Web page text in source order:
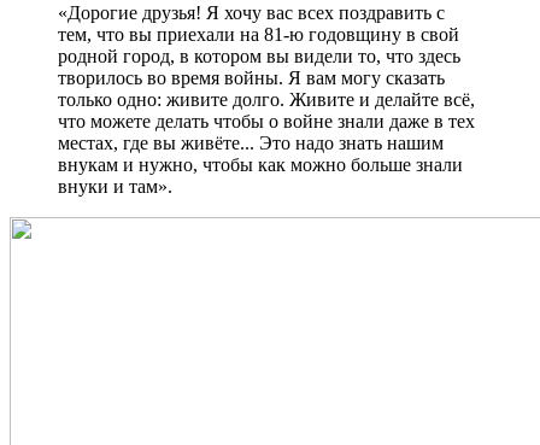
«Дорогие друзья! Я хочу вас всех поздравить с
тем, что вы приехали на 81-ю годовщину в свой
родной город, в котором вы видели то, что здесь
творилось во время войны. Я вам могу сказать
только одно: живите долго. Живите и делайте всё,
что можете делать чтобы о войне знали даже в тех
местах, где вы живёте... Это надо знать нашим
внукам и нужно, чтобы как можно больше знали
внуки и там».